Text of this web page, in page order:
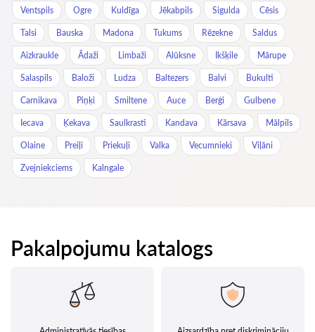
Ventspils Ogre Kuldīga Jēkabpils Sigulda Cēsis
Talsi Bauska Madona Tukums Rēzekne Saldus
Aizkraukle Ādaži Limbaži Alūksne Ikšķile Mārupe
Salaspils Baloži Ludza Baltezers Balvi Bukulti
Carnikava Piņķi Smiltene Auce Berģi Gulbene
Iecava Ķekava Saulkrasti Kandava Kārsava Mālpils
Olaine Preiļi Priekuļi Valka Vecumnieki Viļāni
Zvejniekciems Kalngale
Pakalpojumu katalogs